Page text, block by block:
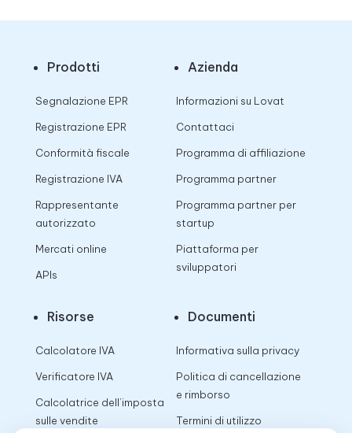
Prodotti
Segnalazione EPR
Registrazione EPR
Conformità fiscale
Registrazione IVA
Rappresentante
autorizzato
Mercati online
APIs
Azienda
Informazioni su Lovat
Contattaci
Programma di affiliazione
Programma partner
Programma partner per
startup
Piattaforma per
sviluppatori
Risorse
Calcolatore IVA
Verificatore IVA
Calcolatrice dell’imposta
sulle vendite
Documenti
Informativa sulla privacy
Politica di cancellazione
e rimborso
Termini di utilizzo